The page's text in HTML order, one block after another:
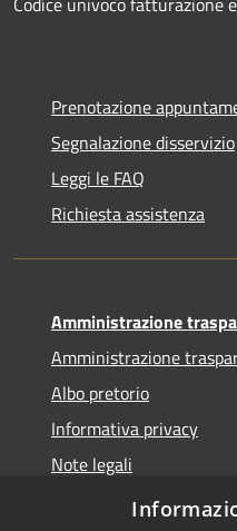
Prenotazione
Segnalazione disservizio
Leggi le FAQ
Richiesta assistenza
Amministrazione
Amministrazione
Albo pretorio
Informativa privacy
Note legali
Dichiarazione di